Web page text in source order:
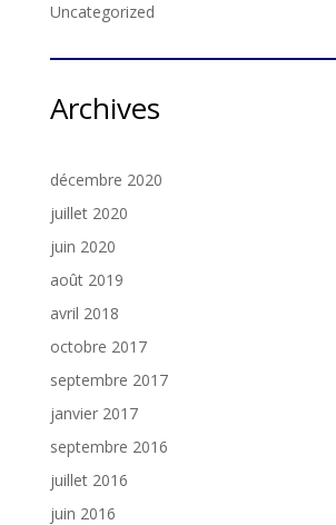
Uncategorized
Archives
décembre 2020
juillet 2020
juin 2020
août 2019
avril 2018
octobre 2017
septembre 2017
janvier 2017
septembre 2016
juillet 2016
juin 2016